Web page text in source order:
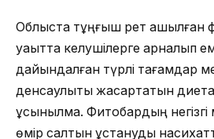
Облыста тұңғыш рет ашылған
уақытта келушілерге арналып
дайындалған түрлі тағамдар
денсаулықты жақсартатын
ұсынылмақ. Фитобардың негізгі
өмір салтын ұстануды